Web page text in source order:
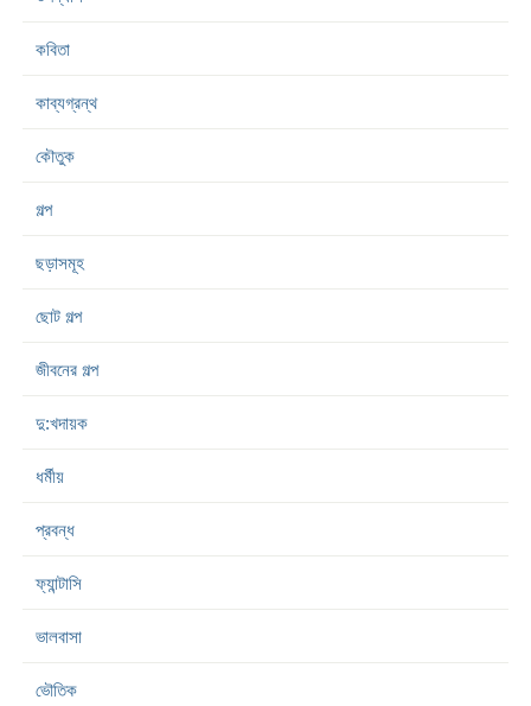
কবিতা
কাব্যগ্রন্থ
কৌতুক
গল্প
ছড়াসমূহ
ছোট গল্প
জীবনের গল্প
দু:খদায়ক
ধর্মীয়
প্রবন্ধ
ফ্যান্টাসি
ভালবাসা
ভৌতিক